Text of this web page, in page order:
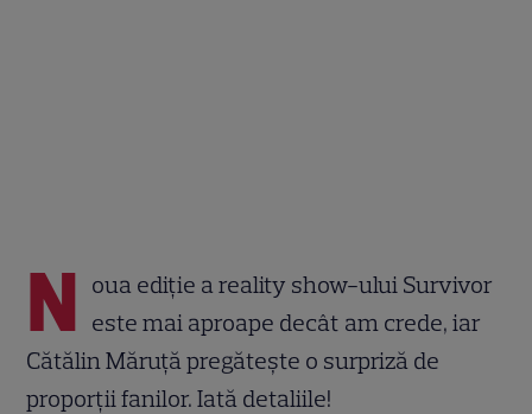
N oua ediție a reality show-ului Survivor
este mai aproape decât am crede, iar
Cătălin Măruță pregătește o surpriză de
proporții fanilor. Iată detaliile!